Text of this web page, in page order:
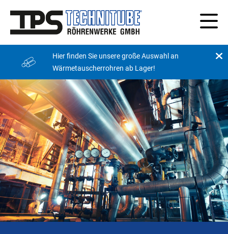
Hier finden Sie unsere große Auswahl an
Wärmetauscherrohren ab Lager!